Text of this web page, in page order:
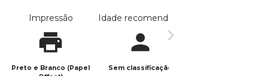
Impressão
Preto e Branco (Papel
Idade recomendada
Sem classificação